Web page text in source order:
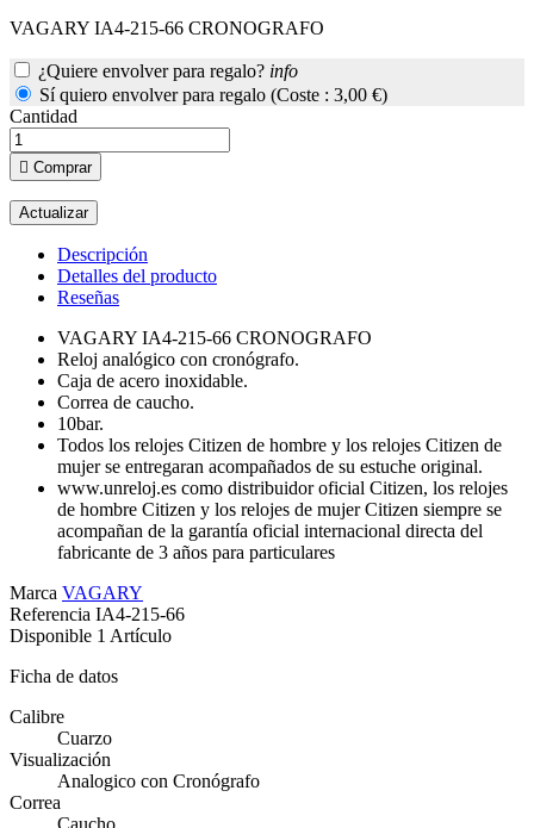
VAGARY IA4-215-66 CRONOGRAFO
¿Quiere envolver para regalo? info
Sí quiero envolver para regalo (Coste : 3,00 €)
Cantidad
 Comprar
Descripción
Detalles del producto
Reseñas
VAGARY IA4-215-66 CRONOGRAFO
Reloj analógico con cronógrafo.
Caja de acero inoxidable.
Correa de caucho.
10bar.
Todos los relojes Citizen de hombre y los relojes Citizen de
mujer se entregaran acompañados de su estuche original.
www.unreloj.es como distribuidor oficial Citizen, los relojes
de hombre Citizen y los relojes de mujer Citizen siempre se
acompañan de la garantía oficial internacional directa del
fabricante de 3 años para particulares
Marca VAGARY
Referencia IA4-215-66
Disponible 1 Artículo
Ficha de datos
Calibre
Cuarzo
Visualización
Analogico con Cronógrafo
Correa